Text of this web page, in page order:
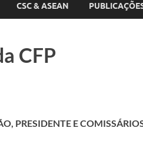
CSC & ASEAN
CFP
PRESIDENTE E